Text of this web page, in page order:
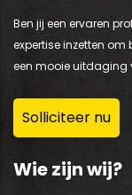
Ben jij een ervaren
expertise inzetten om
een mooie uitdaging
Solliciteer nu
Wie zijn wij?